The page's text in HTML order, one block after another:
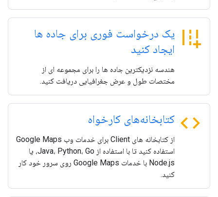
add_road یک درخواست فوری برای جاده ها
ایجاد کنید
هندسه نزدیکترین جاده ها را برای مجموعه ای از
مختصات طول و عرض جغرافیایی دریافت کنید.
code کتابخانه‌های کارخواه
از کتابخانه های Client برای خدمات وب Google Maps
استفاده کنید تا با استفاده از Java، Python، Go، یا
Node.js با خدمات Google Maps روی سرور خود کار
کنید.